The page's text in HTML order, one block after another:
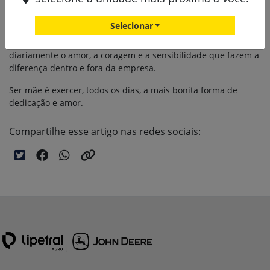
tarde, reforçando o quanto cada uma delas é importante para
diariamente o amor, a coragem e a sensibilidade que fazem a
diferença dentro e fora da empresa.
Ser mãe é exercer, todos os dias, a mais bonita forma de
dedicação e amor.
Compartilhe esse artigo nas redes sociais:
Selecionar